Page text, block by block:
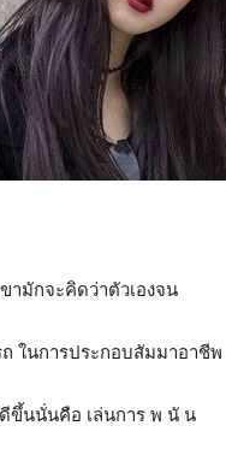
ามักจะคิดว่าตัวเองจน
ในการประกอบสัมมาอาชีพ
ขึ้นนั่นคือ เล่นการ พ นั น